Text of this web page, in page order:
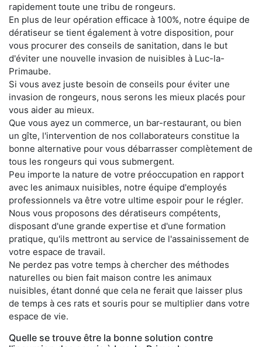
rapidement toute une tribu de rongeurs.
En plus de leur opération efficace à 100%, notre équipe de
dératiseur se tient également à votre disposition, pour
vous procurer des conseils de sanitation, dans le but
d'éviter une nouvelle invasion de nuisibles à Luc-la-
Primaube.
Si vous avez juste besoin de conseils pour éviter une
invasion de rongeurs, nous serons les mieux placés pour
vous aider au mieux.
Que vous ayez un commerce, un bar-restaurant, ou bien
un gîte, l'intervention de nos collaborateurs constitue la
bonne alternative pour vous débarrasser complètement de
tous les rongeurs qui vous submergent.
Peu importe la nature de votre préoccupation en rapport
avec les animaux nuisibles, notre équipe d'employés
professionnels va être votre ultime espoir pour le régler.
Nous vous proposons des dératiseurs compétents,
disposant d'une grande expertise et d'une formation
pratique, qu'ils mettront au service de l'assainissement de
votre espace de travail.
Ne perdez pas votre temps à chercher des méthodes
naturelles ou bien fait maison contre les animaux
nuisibles, étant donné que cela ne ferait que laisser plus
de temps à ces rats et souris pour se multiplier dans votre
espace de vie.
Quelle se trouve être la bonne solution contre